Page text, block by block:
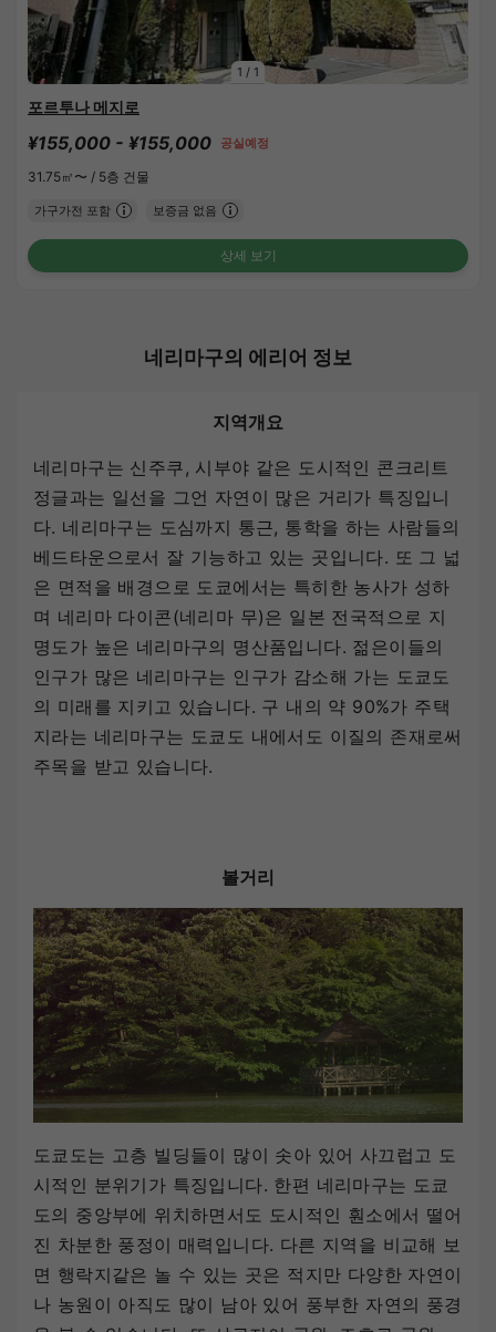
1 / 1
포르투나 메지로
¥155,000 - ¥155,000 공실예정
31.75㎡〜 / 5층 건물
가구가전 포함 보증금 없음
상세 보기
네리마구의 에리어 정보
지역개요
네리마구는 신주쿠, 시부야 같은 도시적인 콘크리트
정글과는 일선을 그언 자연이 많은 거리가 특징입니
다. 네리마구는 도심까지 통근, 통학을 하는 사람들의
베드타운으로서 잘 기능하고 있는 곳입니다. 또 그 넓
은 면적을 배경으로 도쿄에서는 특히한 농사가 성하
며 네리마 다이콘(네리마 무)은 일본 전국적으로 지
명도가 높은 네리마구의 명산품입니다. 젊은이들의
인구가 많은 네리마구는 인구가 감소해 가는 도쿄도
의 미래를 지키고 있습니다. 구 내의 약 90%가 주택
지라는 네리마구는 도쿄도 내에서도 이질의 존재로써
주목을 받고 있습니다.
볼거리
도쿄도는 고층 빌딩들이 많이 솟아 있어 사끄럽고 도
시적인 분위기가 특징입니다. 한편 네리마구는 도쿄
도의 중앙부에 위치하면서도 도시적인 훤소에서 떨어
진 차분한 풍정이 매력입니다. 다른 지역을 비교해 보
면 행락지같은 놀 수 있는 곳은 적지만 다양한 자연이
나 농원이 아직도 많이 남아 있어 풍부한 자연의 풍경